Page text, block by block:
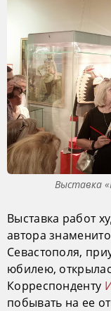
Выставка
Выставка работ
автора
Севастополя,
юбилею,
Корреспонденту
побывать на ее